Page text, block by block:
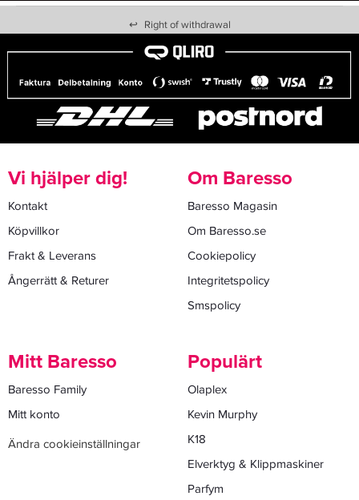
↩ Right of withdrawal
Vi hjälper dig!
Kontakt
Köpvillkor
Frakt & Leverans
Ångerrätt & Returer
Om Baresso
Baresso Magasin
Om Baresso.se
Cookiepolicy
Integritetspolicy
Smspolicy
Mitt Baresso
Baresso Family
Mitt konto
Ändra cookieinställningar
Populärt
Olaplex
Kevin Murphy
K18
Elverktyg & Klippmaskiner
Parfym